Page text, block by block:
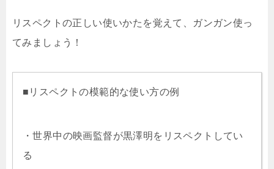
リスペクトの正しい使いかたを覚えて、ガンガン使っ
てみましょう！
■リスペクトの模範的な使い方の例
・世界中の映画監督が黒澤明をリスペクトしてい
る